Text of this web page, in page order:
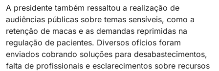
A presidente também ressaltou a realização de
audiências públicas sobre temas sensíveis, como a
retenção de macas e as demandas reprimidas na
regulação de pacientes. Diversos ofícios foram
enviados cobrando soluções para desabastecimentos,
falta de profissionais e esclarecimentos sobre recursos